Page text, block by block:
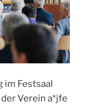
im Festsaal
Verein a*jfe